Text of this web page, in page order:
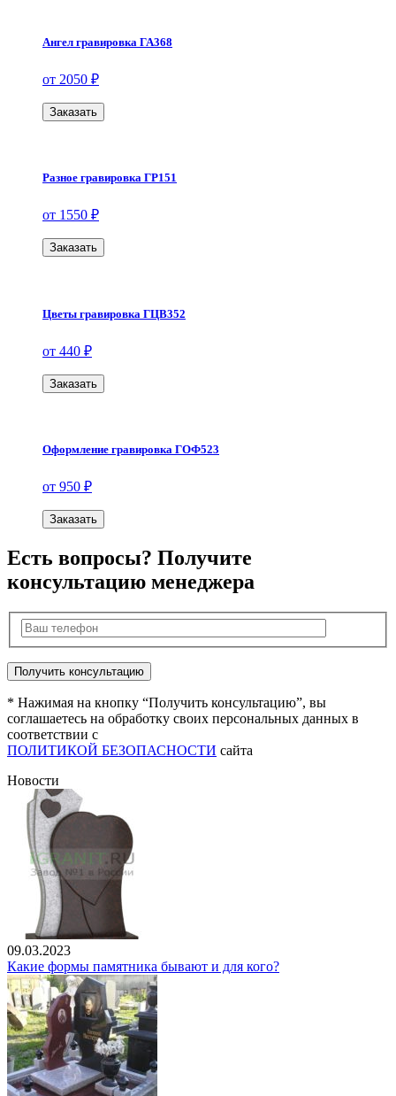
Ангел гравировка ГА368
от 2050 ₽
Заказать
Разное гравировка ГР151
от 1550 ₽
Заказать
Цветы гравировка ГЦВ352
от 440 ₽
Заказать
Оформление гравировка ГОФ523
от 950 ₽
Заказать
Есть вопросы? Получите
консультацию менеджера
* Нажимая на кнопку “Получить консультацию”, вы
соглашаетесь на обработку своих персональных данных в
соответствии с
ПОЛИТИКОЙ БЕЗОПАСНОСТИ сайта
Новости
09.03.2023
Какие формы памятника бывают и для кого?